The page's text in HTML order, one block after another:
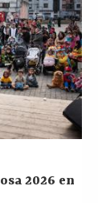
2026 en